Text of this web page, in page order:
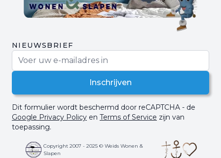
NIEUWSBRIEF
Inschrijven
Dit formulier wordt beschermd door reCAPTCHA - de
Google Privacy Policy en Terms of Service zijn van
toepassing.
Copyright 2007 - 2025 © Weids Wonen &
Slapen